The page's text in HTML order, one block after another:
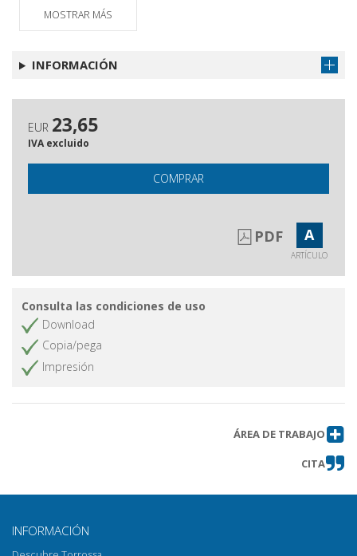
MOSTRAR MÁS
INFORMACIÓN
EUR 23,65
IVA excluido
COMPRAR
PDF A
ARTÍCULO
Consulta las condiciones de uso
Download
Copia/pega
Impresión
ÁREA DE TRABAJO
CITA
INFORMACIÓN